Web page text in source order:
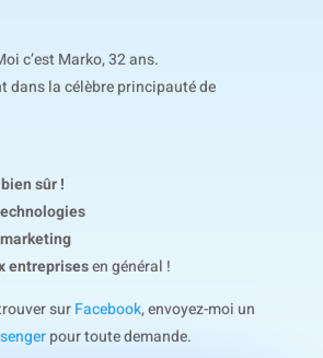
c’est Marko, 32 ans.
dans la célèbre principauté de
sûr !
entreprisesen général !
sur Facebook, envoyez-moi un
pour toute demande.